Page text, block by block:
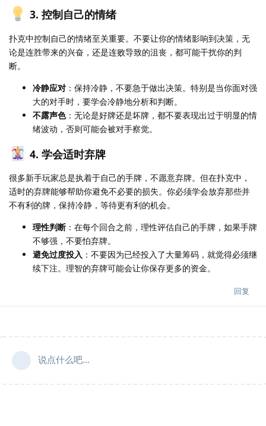
3. 控制自己的情绪
扑克中控制自己的情绪至关重要。不要让你的情绪影响到决策，无
论是连胜带来的兴奋，还是连败导致的沮丧，都可能干扰你的判
断。
冷静应对 ：保持冷静，不要急于做出决策。特别是当你面对强
大的对手时，要学会冷静地分析和判断。
不露声色：无论是好牌还是坏牌，都不要表现出过于明显的情
绪波动，否则可能会被对手察觉。
4. 学会适时弃牌
很多新手玩家总是执着于自己的手牌，不愿意弃牌。但在扑克中，
适时的弃牌能够帮助你避免不必要的损失。你必须学会放弃那些并
不有利的牌，保持冷静，等待更有利的机会。
理性判断 ：在每个回合之前，理性评估自己的手牌，如果手牌
不够强，不要怕弃牌。
避免过度投入 ：不要因为已经投入了大量筹码，就觉得必须继
续下注。理智的弃牌可能会让你保存更多的资金。
回复
说点什么吧...